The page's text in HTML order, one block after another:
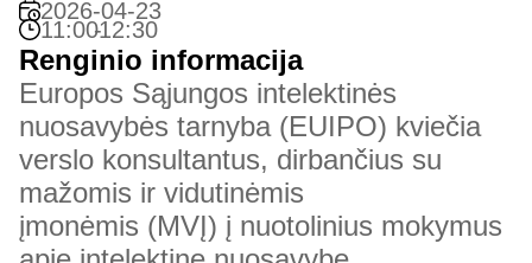
2026-04-23
11:00-12:30
Renginio informacija
Europos Sąjungos intelektinės
nuosavybės tarnyba (EUIPO) kviečia
verslo konsultantus, dirbančius su
mažomis ir vidutinėmis
įmonėmis (MVĮ) į nuotolinius mokymus